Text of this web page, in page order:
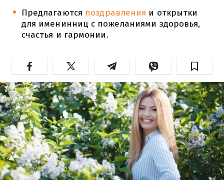
Предлагаются поздравления и открытки
для именинниц с пожеланиями здоровья,
счастья и гармонии.